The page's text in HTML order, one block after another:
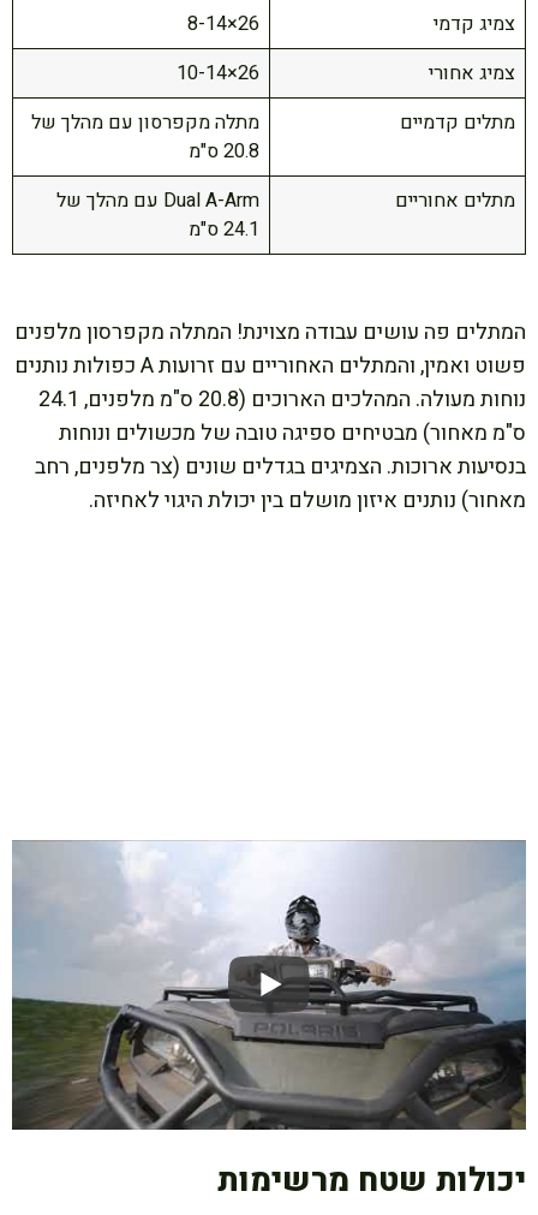
צמיג קדמי
26×8-14
צמיג אחורי
26×10-14
מתלים קדמיים
מתלה מקפרסון עם מהלך של
20.8 ס"מ
מתלים אחוריים
Dual A-Arm עם מהלך של
24.1 ס"מ
המתלים פה עושים עבודה מצוינת! המתלה מקפרסון מלפנים
פשוט ואמין, והמתלים האחוריים עם זרועות A כפולות נותנים
נוחות מעולה. המהלכים הארוכים (20.8 ס"מ מלפנים, 24.1
ס"מ מאחור) מבטיחים ספיגה טובה של מכשולים ונוחות
בנסיעות ארוכות. הצמיגים בגדלים שונים (צר מלפנים, רחב
מאחור) נותנים איזון מושלם בין יכולת היגוי לאחיזה.
יכולות שטח מרשימות